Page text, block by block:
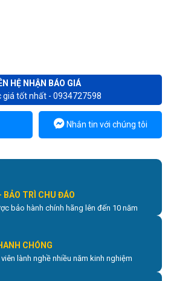
HỆ NHẬN BÁO GIÁ
giá tốt nhất - 0934727598
Nhắn tin với chúng tôi
BẢO TRÌ CHU ĐÁO
bảo hành chính hãng lên đến 10 năm
CHÓNG
lành nghề nhiều năm kinh nghiệm